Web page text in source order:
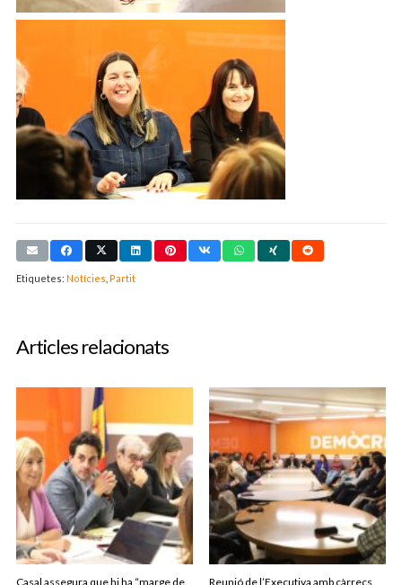
Etiquetes: Notícies Partit
Articles relacionats
Casal assegura que hi ha “marge de
Reunió de l’Executiva amb càrrecs